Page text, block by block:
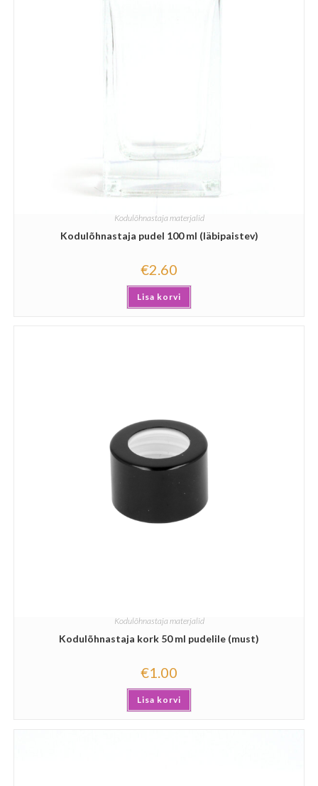
Kodulõhnastaja materjalid
Kodulõhnastaja pudel 100 ml (läbipaistev)
€2.60
Lisa korvi
Kodulõhnastaja materjalid
Kodulõhnastaja kork 50 ml pudelile (must)
€1.00
Lisa korvi